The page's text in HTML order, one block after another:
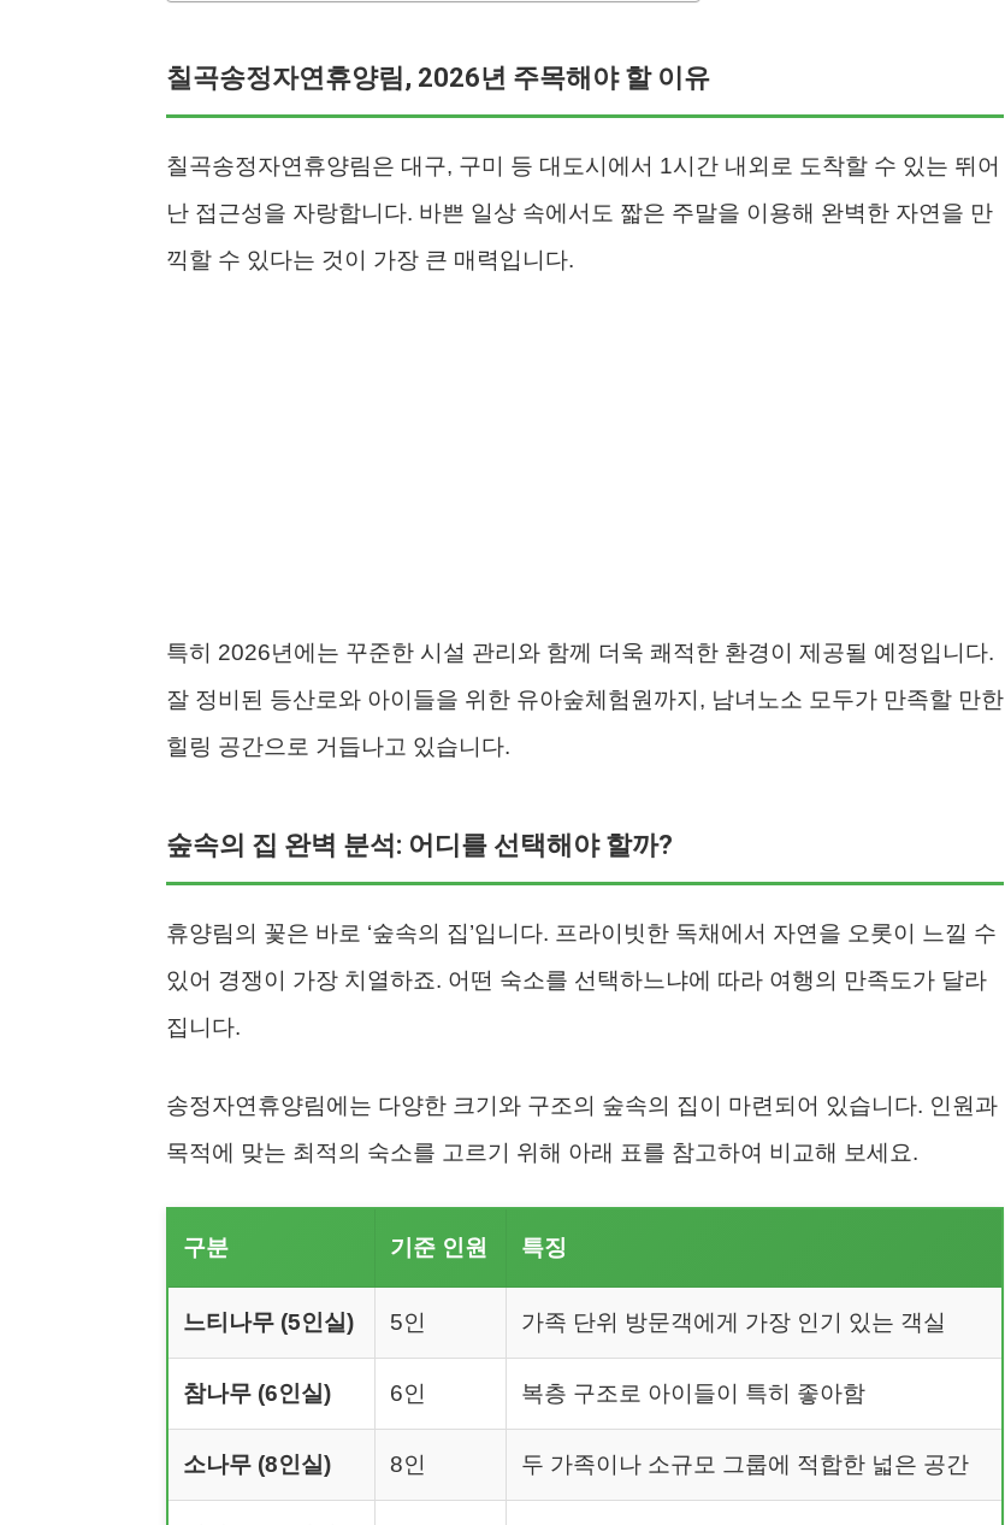
칠곡송정자연휴양림, 2026년 주목해야 할 이유
칠곡송정자연휴양림은 대구, 구미 등 대도시에서 1시간 내외로 도착할 수 있는 뛰어
난 접근성을 자랑합니다. 바쁜 일상 속에서도 짧은 주말을 이용해 완벽한 자연을 만
끽할 수 있다는 것이 가장 큰 매력입니다.
특히 2026년에는 꾸준한 시설 관리와 함께 더욱 쾌적한 환경이 제공될 예정입니다.
잘 정비된 등산로와 아이들을 위한 유아숲체험원까지, 남녀노소 모두가 만족할 만한
힐링 공간으로 거듭나고 있습니다.
숲속의 집 완벽 분석: 어디를 선택해야 할까?
휴양림의 꽃은 바로 ‘숲속의 집’입니다. 프라이빗한 독채에서 자연을 오롯이 느낄 수
있어 경쟁이 가장 치열하죠. 어떤 숙소를 선택하느냐에 따라 여행의 만족도가 달라
집니다.
송정자연휴양림에는 다양한 크기와 구조의 숲속의 집이 마련되어 있습니다. 인원과
목적에 맞는 최적의 숙소를 고르기 위해 아래 표를 참고하여 비교해 보세요.
구분 기준 인원 특징
느티나무 (5인실) 5인 가족 단위 방문객에게 가장 인기 있는 객실
참나무 (6인실) 6인 복층 구조로 아이들이 특히 좋아함
소나무 (8인실) 8인 두 가족이나 소규모 그룹에 적합한 넓은 공간